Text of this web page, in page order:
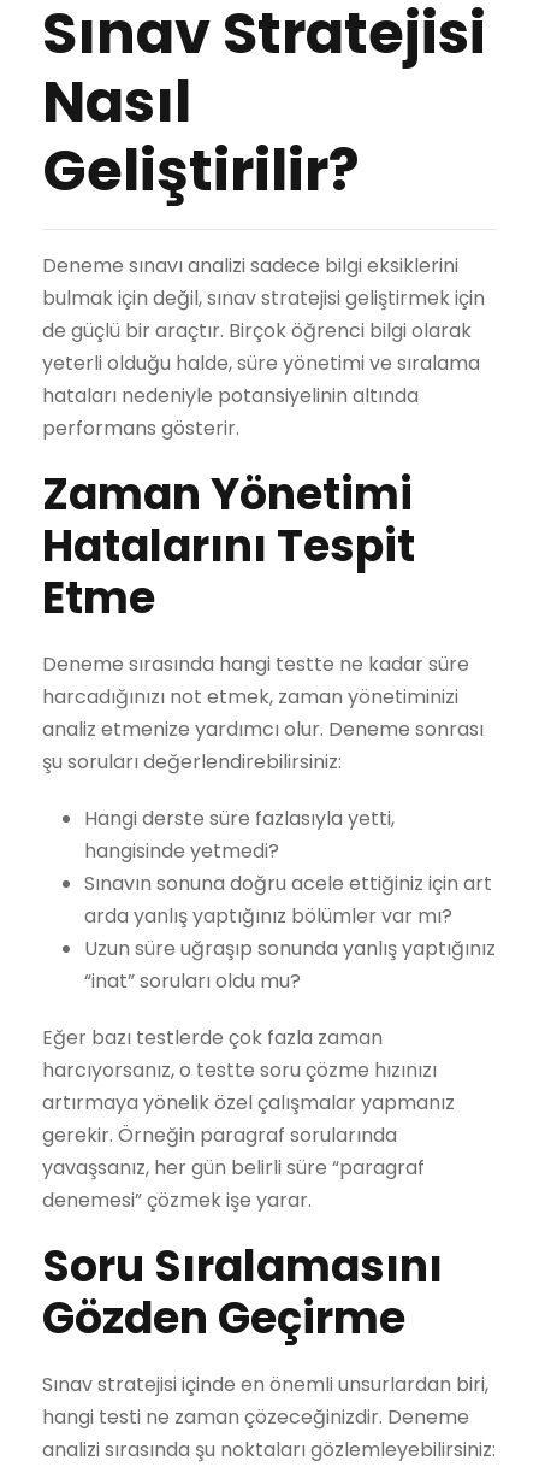
Sınav Stratejisi
Nasıl
Geliştirilir?
Deneme sınavı analizi sadece bilgi eksiklerini
bulmak için değil, sınav stratejisi geliştirmek için
de güçlü bir araçtır. Birçok öğrenci bilgi olarak
yeterli olduğu halde, süre yönetimi ve sıralama
hataları nedeniyle potansiyelinin altında
performans gösterir.
Zaman Yönetimi
Hatalarını Tespit
Etme
Deneme sırasında hangi testte ne kadar süre
harcadığınızı not etmek, zaman yönetiminizi
analiz etmenize yardımcı olur. Deneme sonrası
şu soruları değerlendirebilirsiniz:
Hangi derste süre fazlasıyla yetti,
hangisinde yetmedi?
Sınavın sonuna doğru acele ettiğiniz için art
arda yanlış yaptığınız bölümler var mı?
Uzun süre uğraşıp sonunda yanlış yaptığınız
“inat” soruları oldu mu?
Eğer bazı testlerde çok fazla zaman
harcıyorsanız, o testte soru çözme hızınızı
artırmaya yönelik özel çalışmalar yapmanız
gerekir. Örneğin paragraf sorularında
yavaşsanız, her gün belirli süre “paragraf
denemesi” çözmek işe yarar.
Soru Sıralamasını
Gözden Geçirme
Sınav stratejisi içinde en önemli unsurlardan biri,
hangi testi ne zaman çözeceğinizdir. Deneme
analizi sırasında şu noktaları gözlemleyebilirsiniz: